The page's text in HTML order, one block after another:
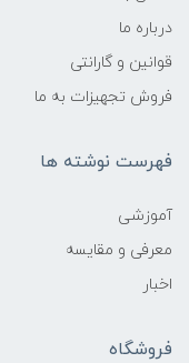
درباره ما
قوانین و گارانتی
فروش تجهیزات به ما
فهرست نوشته ها
آموزشی
معرفی و مقایسه
اخبار
فروشگاه